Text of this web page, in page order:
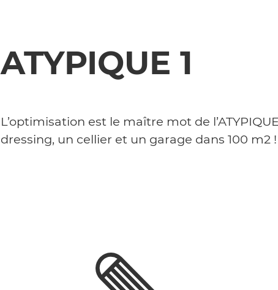
ATYPIQUE 1
L’optimisation est le maître mot de
dressing, un cellier et un garage dans 100 m2 !